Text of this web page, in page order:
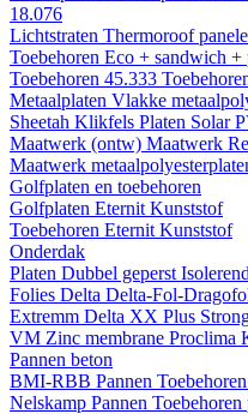
18.076
Lichtstraten Thermoroof
Toebehoren Eco + sandwich +
Toebehoren 45.333
Metaalplaten Vlakke
Sheetah Klikfels Platen Solar
Maatwerk (ontw) Maatwerk
Maatwerk
Golfplaten en toebehoren
Golfplaten Eternit Kunststof
Toebehoren Eternit Kunststof
Onderdak
Platen Dubbel geperst
Folies Delta Delta-Fol-
Extremm Delta XX Plus
VM Zinc membrane Proclima
Pannen beton
BMI-RBB Pannen
Nelskamp Pannen Toebehoren